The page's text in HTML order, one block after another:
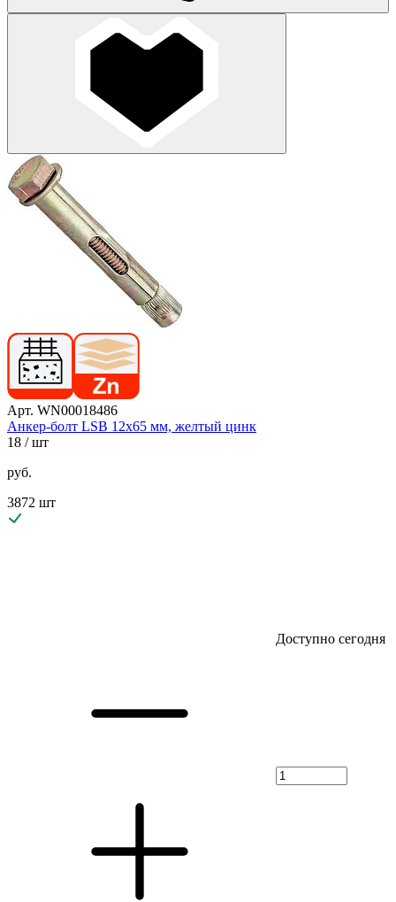
Арт. WN00018486
Анкер-болт LSB 12х65 мм, желтый цинк
18 / шт
руб.
3872 шт
Доступно сегодня